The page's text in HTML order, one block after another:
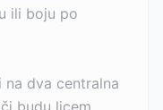
ili boju po
dva centralna
budu licem